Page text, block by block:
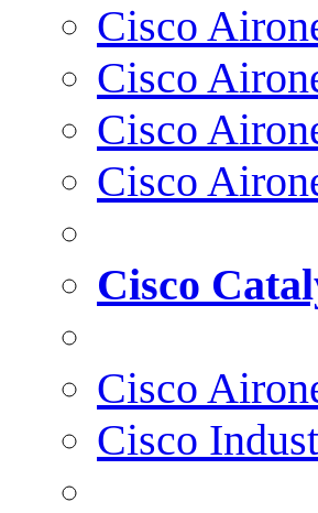
Cisco
Cisco
Cisco
Cisco
Cisco
Cisco
Cisco